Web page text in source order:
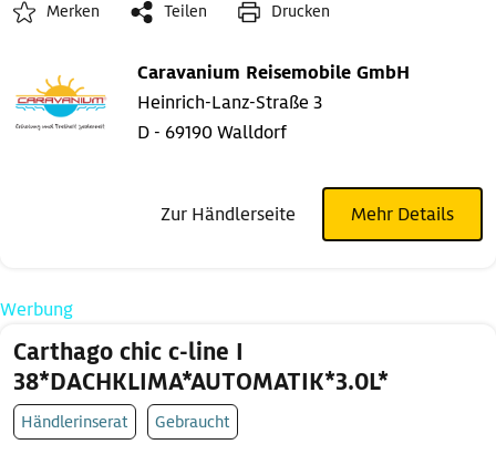
Merken Teilen Drucken
Caravanium Reisemobile GmbH
Heinrich-Lanz-Straße 3
D - 69190 Walldorf
Zur Händlerseite Mehr Details
Werbung
Carthago chic c-line I
38*DACHKLIMA*AUTOMATIK*3.0L*
Händlerinserat Gebraucht